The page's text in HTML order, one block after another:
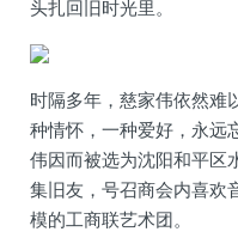
头扎回旧时光里。
时隔多年，慈家伟依然难
种情怀，一种爱好，永远
伟因而被选为沈阳和平区
集旧友，号召商会内喜欢
模的工商联艺术团。